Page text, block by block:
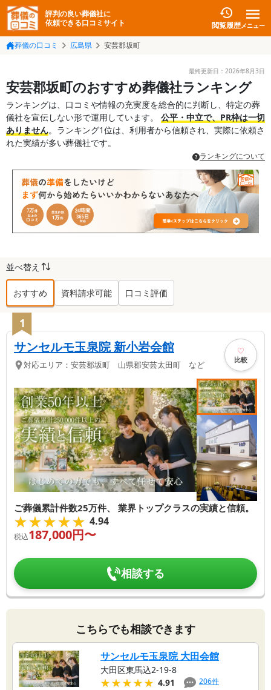
評判の良い葬儀社に
依頼できる口コミサイト
閲覧履歴メニュー
葬儀の口コミ 広島県 安芸郡坂町
最終更新日： 2026年8月3日
安芸郡坂町のおすすめ葬儀社ランキング
ランキングは、口コミや情報の充実度を総合的に判断し、特定の葬
儀社を宣伝しない形で運用しています。 公平・中立で、PR枠は一切
ありません。ランキング1位は、利用者から信頼され、実際に依頼さ
れた実績が多い葬儀社です。
ランキングについて
並べ替え
おすすめ 資料請求可能 口コミ評価
安芸郡坂町
1
サンセルモ玉泉院 新小岩会館
対応エリア： 安芸郡坂町 山県郡安芸太田町 など 比較
ご葬儀累計件数25万件、 業界トップクラスの実績と信頼。
★★★★★
★★★★★ 4.94
税込187,000円〜
相談する
こちらでも相談できます
サンセルモ玉泉院 大田会館
大田区東馬込2-19-8
★★★★★
★★★★★ 4.91 206件